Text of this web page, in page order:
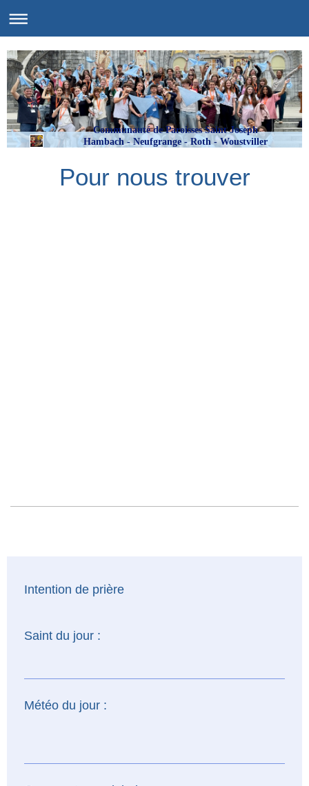
Communauté de Paroisses Saint Joseph
Hambach - Neufgrange - Roth - Woustviller
Pour nous trouver
Intention de prière
Saint du jour :
Météo du jour :